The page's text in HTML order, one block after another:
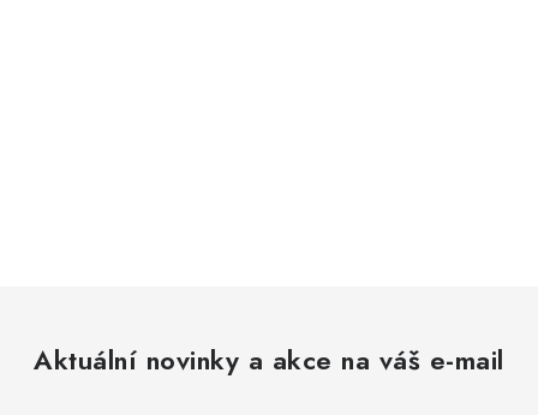
Aktuální novinky a akce na váš e-mail